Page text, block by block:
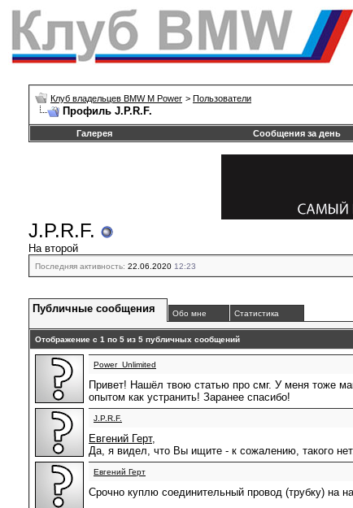
Клуб владельцев BMW M Power > Пользователи
Профиль J.P.R.F.
Галерея Сообщения за день
J.P.R.F.
На второй
Последняя активность: 22.06.2020 12:23
Публичные сообщения Обо мне Статистика
Отображение с 1 по 5 из 5 публичных сообщений
Power_Unlimited
Привет! Нашёл твою статью про смг. У меня тоже
опытом как устранить! Заранее спасибо!
J.P.R.F.
Евгений Герт,
Да, я видел, что Вы ищите - к сожалению, такого
Евгений Герт
Срочно куплю соединительный провод (трубку) на